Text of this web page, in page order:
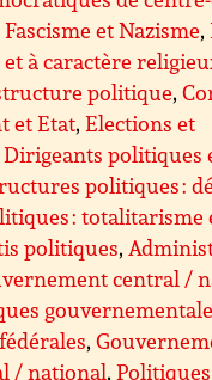
Fascisme et Nazisme,
à caractère
politique,
et Etat,Elections et
Dirigeants politiques
politiques :
: totalitarisme
politiques,
central /
,
/ national,Politiques